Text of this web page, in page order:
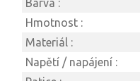
Barva :
Hmotnost :
Materiál :
Napětí / napájení :